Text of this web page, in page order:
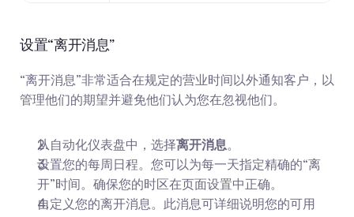
设置“离开消息”
“离开消息”非常适合在规定的营业时间以外通知客户，以
管理他们的期望并避免他们认为您在忽视他们。
从自动化仪表盘中，选择离开消息。
设置您的每周日程。您可以为每一天指定精确的“离
开”时间。确保您的时区在页面设置中正确。
自定义您的离开消息。此消息可详细说明您的可用